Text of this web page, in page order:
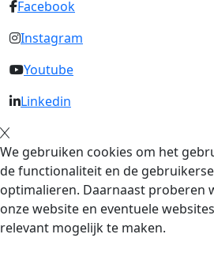
Facebook
Instagram
Youtube
Linkedin
We gebruiken cookies om het
de functionaliteit en de
optimalieren. Daarnaast proberen
onze website en eventuele
relevant mogelijk te maken.